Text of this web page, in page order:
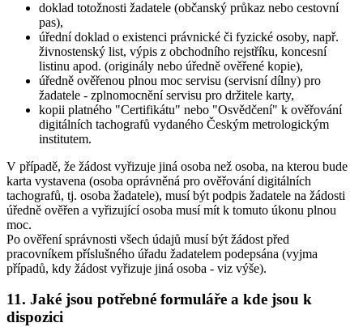
doklad totožnosti žadatele (občanský průkaz nebo cestovní
pas),
úřední doklad o existenci právnické či fyzické osoby, např.
živnostenský list, výpis z obchodního rejstříku, koncesní
listinu apod. (originály nebo úředně ověřené kopie),
úředně ověřenou plnou moc servisu (servisní dílny) pro
žadatele - zplnomocnění servisu pro držitele karty,
kopii platného "Certifikátu" nebo "Osvědčení" k ověřování
digitálních tachografů vydaného Českým metrologickým
institutem.
V případě, že žádost vyřizuje jiná osoba než osoba, na kterou bude
karta vystavena (osoba oprávněná pro ověřování digitálních
tachografů, tj. osoba žadatele), musí být podpis žadatele na žádosti
úředně ověřen a vyřizující osoba musí mít k tomuto úkonu plnou
moc.
Po ověření správnosti všech údajů musí být žádost před
pracovníkem příslušného úřadu žadatelem podepsána (vyjma
případů, kdy žádost vyřizuje jiná osoba - viz výše).
11. Jaké jsou potřebné formuláře a kde jsou k
dispozici